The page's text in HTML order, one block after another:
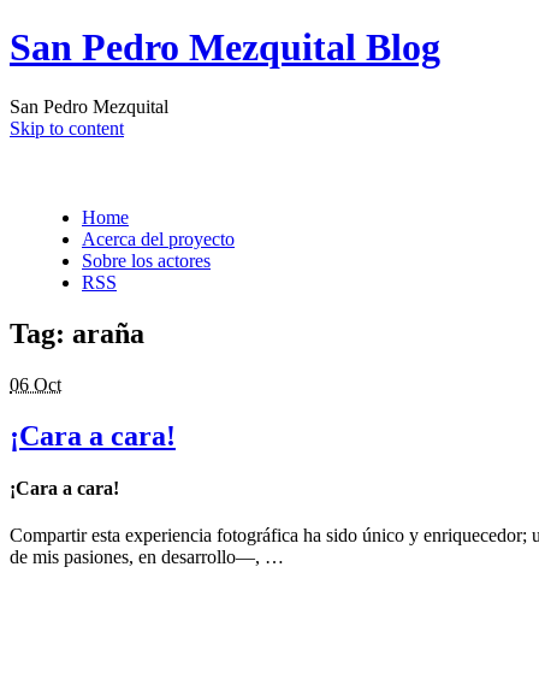
San Pedro Mezquital Blog
San Pedro Mezquital
Skip to content
Home
Acerca del proyecto
Sobre los actores
RSS
Tag: araña
06 Oct
¡Cara a cara!
¡Cara a cara!
Compartir esta experiencia fotográfica ha sido único y
de mis pasiones, en desarrollo—, …